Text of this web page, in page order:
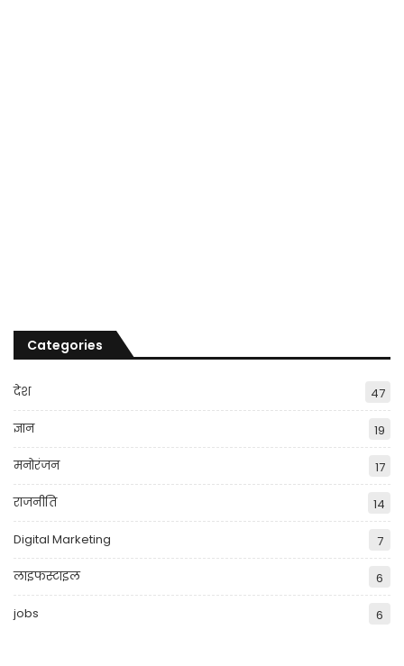
Categories
देश 47
ज्ञान 19
मनोरंजन 17
राजनीति 14
Digital Marketing 7
लाइफस्टाइल 6
jobs 6